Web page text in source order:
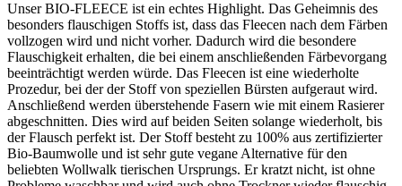
Unser BIO-FLEECE ist ein echtes Highlight. Das Geheimnis des
besonders flauschigen Stoffs ist, dass das Fleecen nach dem Färben
vollzogen wird und nicht vorher. Dadurch wird die besondere
Flauschigkeit erhalten, die bei einem anschließenden Färbevorgang
beeinträchtigt werden würde. Das Fleecen ist eine wiederholte
Prozedur, bei der der Stoff von speziellen Bürsten aufgeraut wird.
Anschließend werden überstehende Fasern wie mit einem Rasierer
abgeschnitten. Dies wird auf beiden Seiten solange wiederholt, bis
der Flausch perfekt ist. Der Stoff besteht zu 100% aus zertifizierter
Bio-Baumwolle und ist sehr gute vegane Alternative für den
beliebten Wollwalk tierischen Ursprungs. Er kratzt nicht, ist ohne